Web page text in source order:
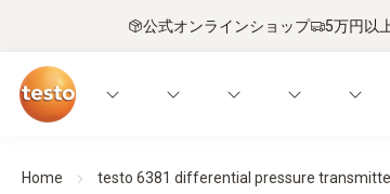
公式オンラインショップ 5万円以
Home testo 6381 differential pressure